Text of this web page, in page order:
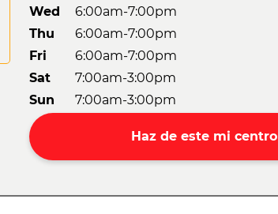
Wed
6:00am-7:00pm
Thu
6:00am-7:00pm
Fri
6:00am-7:00pm
Sat
7:00am-3:00pm
Sun
7:00am-3:00pm
Haz de este mi centro